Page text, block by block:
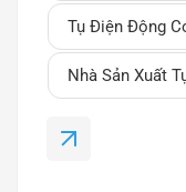
biết kỹ thuật rõ
chức năng gì?Tụ
điện quan trọng
trì sự quay ổn
Tụ Điện Động
Nhà Sản Xuất